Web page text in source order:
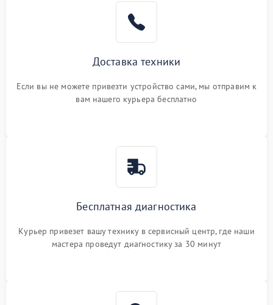
Доставка техники
Если вы не можете привезти устройство сами, мы отправим к
вам нашего курьера бесплатно
Бесплатная диагностика
Курьер привезет вашу технику в сервисный центр, где наши
мастера проведут диагностику за 30 минут